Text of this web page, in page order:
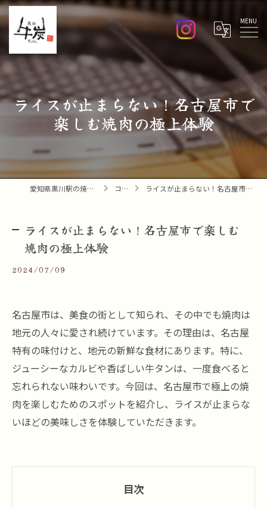
Menu
ライスが止まらない！名古屋市で
楽しむ焼肉の極上体験
愛知県黒川駅の焼肉なら焼肉 牛炭 コラム ライスが止まらない！名古屋市で楽しむ焼肉の極上体験
ライスが止まらない！名古屋市で楽しむ
焼肉の極上体験
2024/07/09
名古屋市は、美食の街として知られ、その中でも焼肉は
地元の人々に愛され続けています。その理由は、名古屋
特有の味付けと、地元の新鮮な食材にあります。特に、
ジューシーなカルビや香ばしい牛タンは、一度食べると
忘れられない味わいです。今回は、名古屋市で極上の焼
肉を楽しむためのスポットを紹介し、ライスが止まらな
いほどの美味しさを体験していただきます。
目次